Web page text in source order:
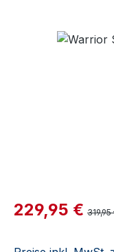
Bildergalerie
Verkaufspreis:
229,95 € 319,95